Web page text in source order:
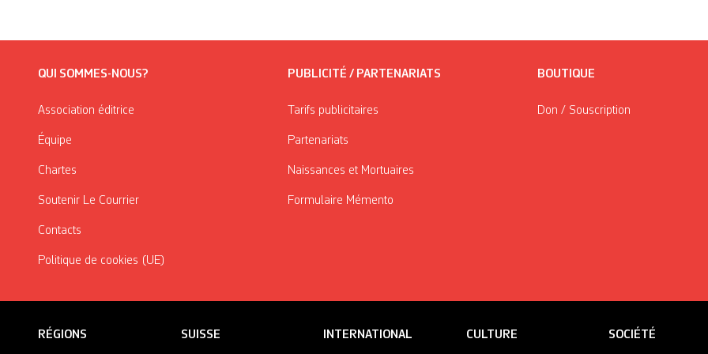
QUI SOMMES-NOUS?
Association éditrice
Équipe
Chartes
Soutenir Le Courrier
Contacts
Politique de cookies (UE)
PUBLICITÉ / PARTENARIATS
Tarifs publicitaires
Partenariats
Naissances et Mortuaires
Formulaire Mémento
BOUTIQUE
Don / Souscription
RÉGIONS SUISSE INTERNATIONAL CULTURE SOCIÉTÉ